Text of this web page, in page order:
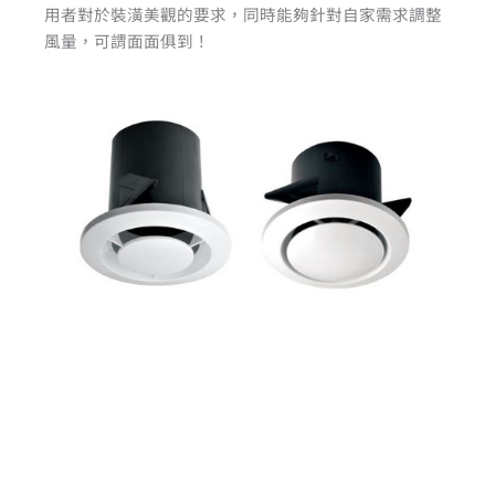
用者對於裝潢美觀的要求，同時能夠針對自家需求調整
風量，可謂面面俱到！